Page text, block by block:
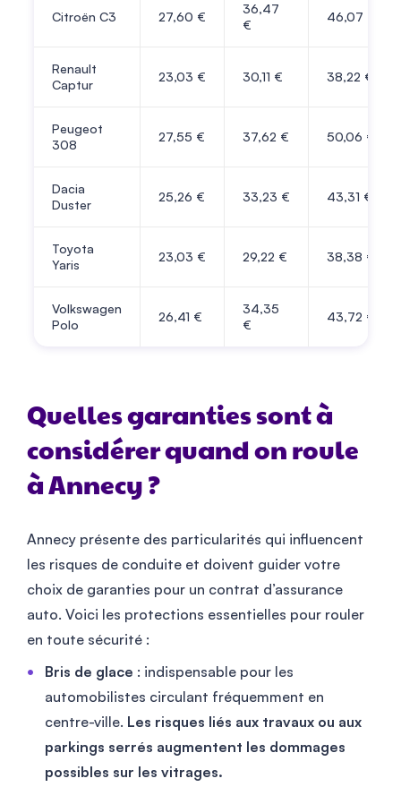
Citroën C3 27,60 €
36,47
€
46,07 €
Renault
Captur
23,03 € 30,11 € 38,22 €
Peugeot
308
27,55 € 37,62 € 50,06 €
Dacia
Duster
25,26 € 33,23 € 43,31 €
Toyota
Yaris
23,03 € 29,22 € 38,38 €
Volkswagen
Polo
26,41 €
34,35
€
43,72 €
Quelles garanties sont à
considérer quand on roule
à Annecy ?
Annecy présente des particularités qui influencent
les risques de conduite et doivent guider votre
choix de garanties pour un contrat d’assurance
auto. Voici les protections essentielles pour rouler
en toute sécurité :
Bris de glace : indispensable pour les
automobilistes circulant fréquemment en
centre-ville. Les risques liés aux travaux ou aux
parkings serrés augmentent les dommages
possibles sur les vitrages.